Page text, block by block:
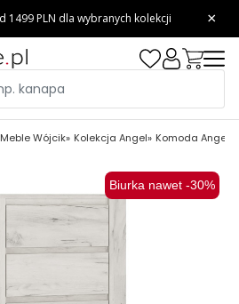
Meble Wójcik Kolekcja Angel Komoda Angel
Biurka nawet -30%